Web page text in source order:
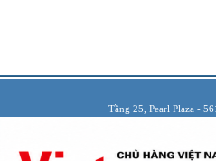
Tầng 25, Pearl Plaza -